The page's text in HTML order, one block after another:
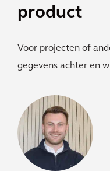
product
Voor projecten of
gegevens achter en